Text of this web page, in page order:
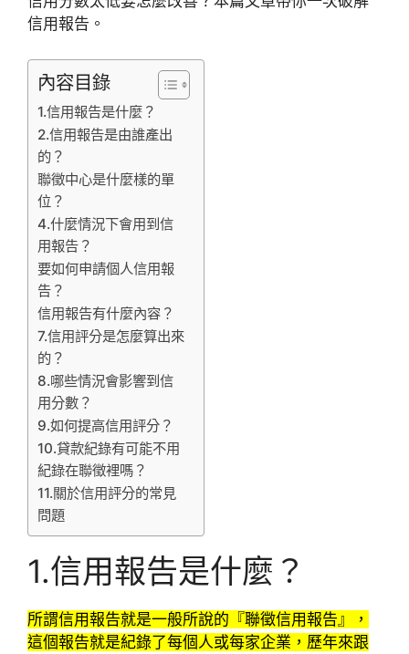
信用報告。
內容目錄
1.信用報告是什麼？
2.信用報告是由誰產出
的？
聯徵中心是什麼樣的單
位？
4.什麼情況下會用到信
用報告？
要如何申請個人信用報
告？
信用報告有什麼內容？
7.信用評分是怎麼算出來
的？
8.哪些情況會影響到信
用分數？
9.如何提高信用評分？
10.貸款紀錄有可能不用
紀錄在聯徵裡嗎？
11.關於信用評分的常見
問題
1.信用報告是什麼？
所謂信用報告就是一般所說的『聯徵信用報告』，
這個報告就是紀錄了每個人或每家企業，歷年來跟